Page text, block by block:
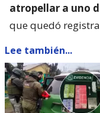
atropellar a uno
que quedó
Lee también...